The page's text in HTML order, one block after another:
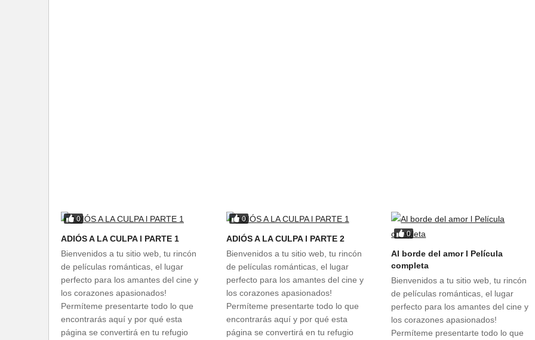
0
ADIÓS A LA CULPA l PARTE 1
Bienvenidos a tu sitio web, tu rincón
de películas románticas, el lugar
perfecto para los amantes del cine y
los corazones apasionados!
Permíteme presentarte todo lo que
encontrarás aquí y por qué esta
página se convertirá en tu refugio
0
ADIÓS A LA CULPA l PARTE 2
Bienvenidos a tu sitio web, tu rincón
de películas románticas, el lugar
perfecto para los amantes del cine y
los corazones apasionados!
Permíteme presentarte todo lo que
encontrarás aquí y por qué esta
página se convertirá en tu refugio
0
Al borde del amor l Película
completa
Bienvenidos a tu sitio web, tu rincón
de películas románticas, el lugar
perfecto para los amantes del cine y
los corazones apasionados!
Permíteme presentarte todo lo que